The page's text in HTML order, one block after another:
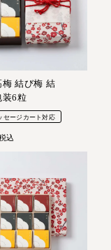
梅 結び梅 結
装6粒
セージカート対応
込